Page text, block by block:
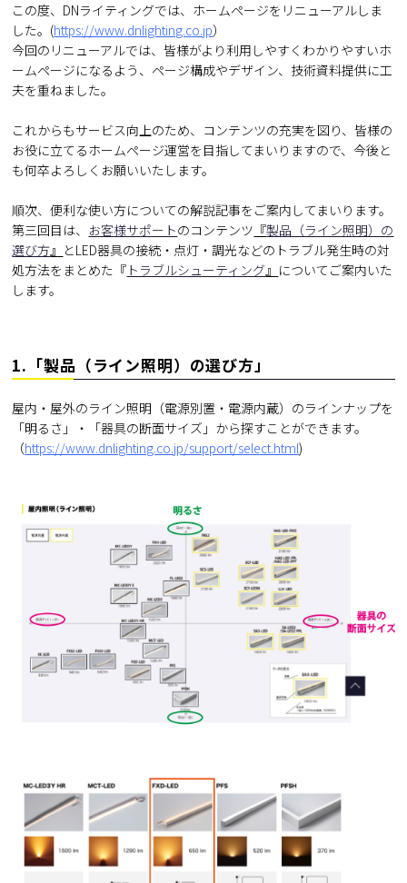
この度、DNライティングでは、ホームページをリニューアルしま
した。(https://www.dnlighting.co.jp）
今回のリニューアルでは、皆様がより利用しやすくわかりやすいホ
ームページになるよう、ページ構成やデザイン、技術資料提供に工
夫を重ねました。
これからもサービス向上のため、コンテンツの充実を図り、皆様の
お役に立てるホームページ運営を目指してまいりますので、今後と
も何卒よろしくお願いいたします。
順次、便利な使い方についての解説記事をご案内してまいります。
第三回目は、 お客様サポートのコンテンツ 『製品（ライン照明）の
選び方』 とLED器具の接続・点灯・調光などのトラブル発生時の対
処方法をまとめた『 トラブルシューティング』 についてご案内いた
します。
1.「製品（ライン照明）の選び方」
屋内・屋外のライン照明（電源別置・電源内蔵）のラインナップを
「明るさ」・「器具の断面サイズ」から探すことができます。
（https://www.dnlighting.co.jp/support/select.html)